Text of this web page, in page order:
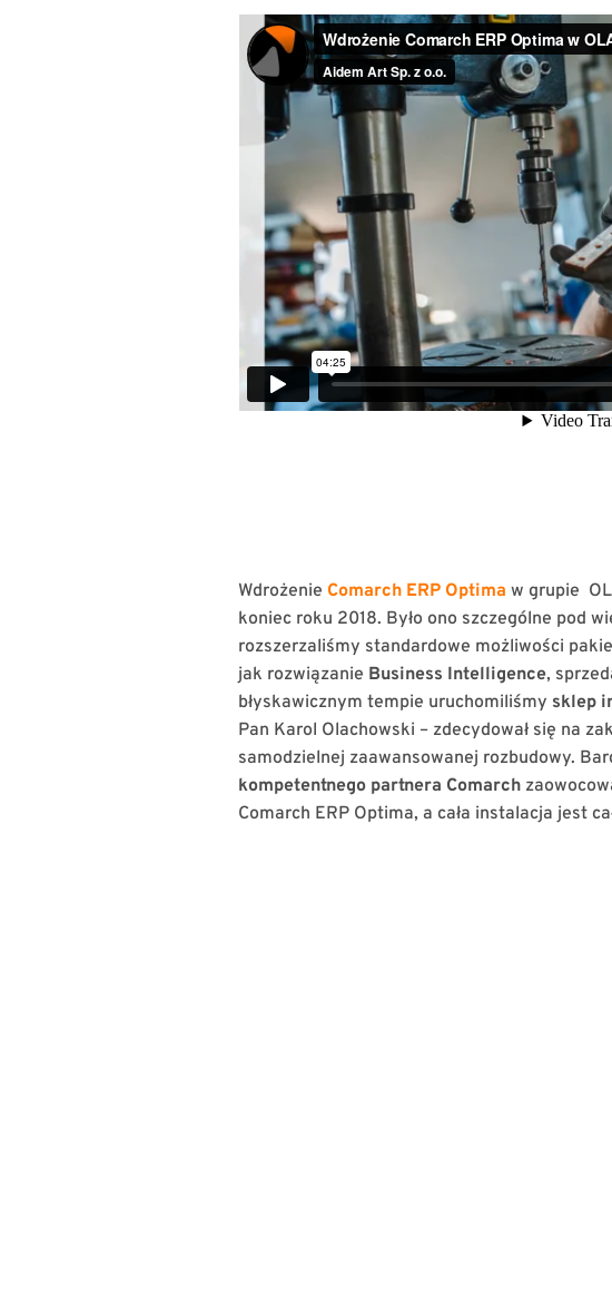
Wdrożenie Comarch ERP Optima w grupie
koniec roku 2018. Było ono szczególne pod
rozszerzaliśmy standardowe możliwości
jak rozwiązanie Business Intelligence,
błyskawicznym tempie uruchomiliśmy sklep
Pan Karol Olachowski – zdecydował się na
samodzielnej zaawansowanej rozbudowy.
kompetentnego partnera Comarch
Comarch ERP Optima, a cała instalacja jest